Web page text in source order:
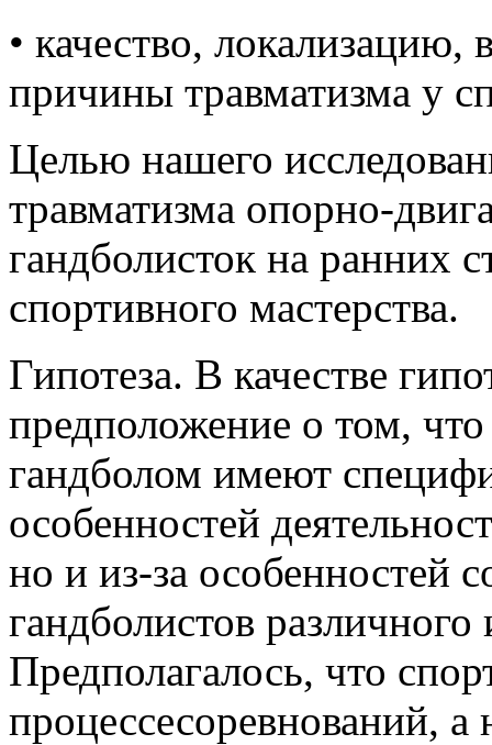
• качество,
причины травматизма у
Целью нашего
травматизма опорно-
гандболисток на ранних
спортивного мастерства.
Гипотеза. В качестве
предположение о том,
гандболом имеют
особенностей
но и из-за особенностей
гандболистов
Предполагалось, что
процессесоревнований, а